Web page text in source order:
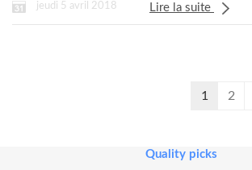
jeudi 5 avril 2018 Lire la suite
1 2
Quality picks